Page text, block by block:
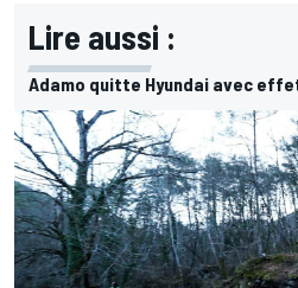
Lire aussi :
Adamo quitte Hyundai avec